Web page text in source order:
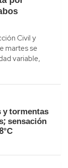
Civil y
martes se
variable,
tormentas
sensación